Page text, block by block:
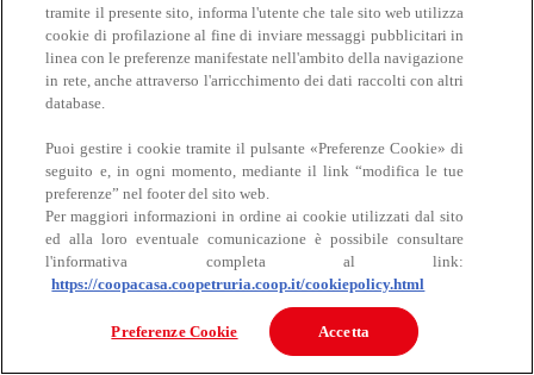
Carne
Carne
Bovino
tramite il presente sito, informa l'utente che tale sito web utilizza
cookie di profilazione al fine di inviare messaggi pubblicitari in
linea con le preferenze manifestate nell'ambito della navigazione
in rete, anche attraverso l'arricchimento dei dati raccolti con altri
database.
Puoi gestire i cookie tramite il pulsante «Preferenze Cookie» di
seguito e, in ogni momento, mediante il link “modifica le tue
preferenze” nel footer del sito web.
Per maggiori informazioni in ordine ai cookie utilizzati dal sito
ed alla loro eventuale comunicazione è possibile consultare
l'informativa completa al link:
https://coopacasa.coopetruria.coop.it/cookiepolicy.html
Preferenze Cookie Accetta